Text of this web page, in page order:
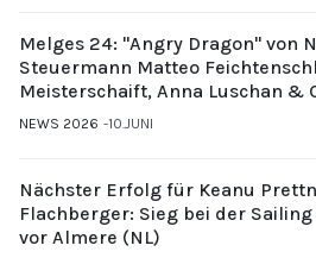
Melges 24: "Angry Dragon" von
Steuermann Matteo
Meisterschaift, Anna Luschan &
NEWS 2026 10.JUNI
Nächster Erfolg für Keanu
Flachberger: Sieg bei der
vor Almere (NL)